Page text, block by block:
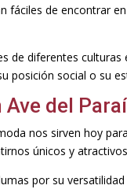
fáciles de encontrar
de diferentes
posición social o su
del
nos sirven hoy
únicos y
por su